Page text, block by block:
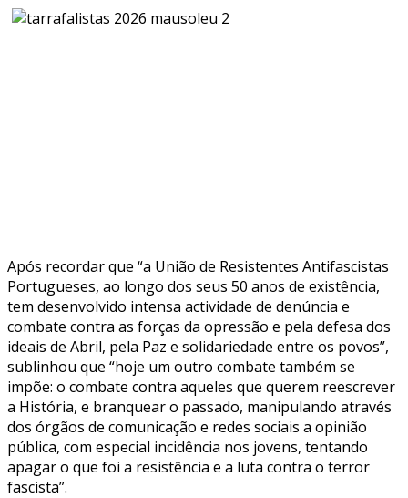
Após recordar que “a União de Resistentes Antifascistas
Portugueses, ao longo dos seus 50 anos de existência,
tem desenvolvido intensa actividade de denúncia e
combate contra as forças da opressão e pela defesa dos
ideais de Abril, pela Paz e solidariedade entre os povos”,
sublinhou que “hoje um outro combate também se
impõe: o combate contra aqueles que querem reescrever
a História, e branquear o passado, manipulando através
dos órgãos de comunicação e redes sociais a opinião
pública, com especial incidência nos jovens, tentando
apagar o que foi a resistência e a luta contra o terror
fascista”.